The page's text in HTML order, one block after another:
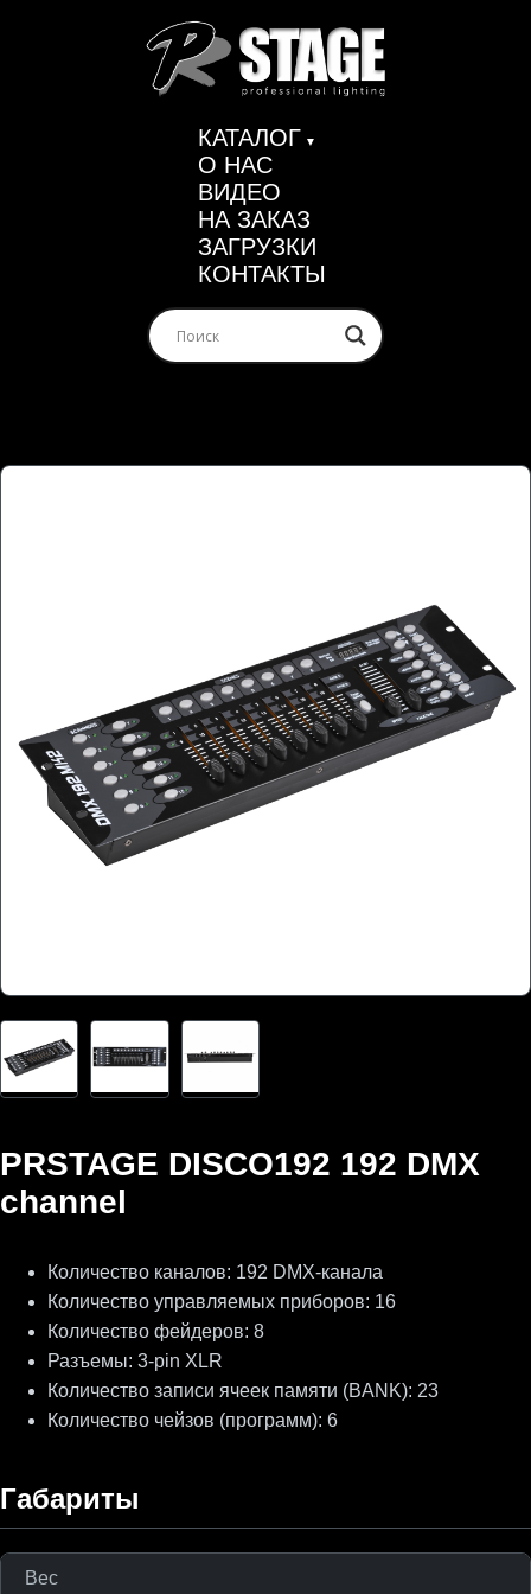
КАТАЛОГ
О НАС
ВИДЕО
НА ЗАКАЗ
ЗАГРУЗКИ
КОНТАКТЫ
PRSTAGE DISCO192 192 DMX
channel
Количество каналов: 192 DMX-канала
Количество управляемых приборов: 16
Количество фейдеров: 8
Разъемы: 3-pin XLR
Количество записи ячеек памяти (BANK): 23
Количество чейзов (программ): 6
Габариты
Вес